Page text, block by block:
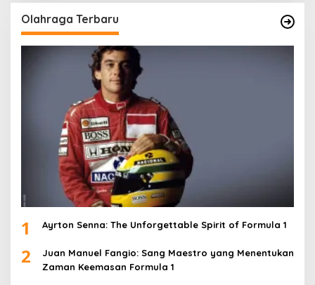
Olahraga Terbaru
1 Ayrton Senna: The Unforgettable Spirit of Formula 1
2
Juan Manuel Fangio: Sang Maestro yang Menentukan
Zaman Keemasan Formula 1